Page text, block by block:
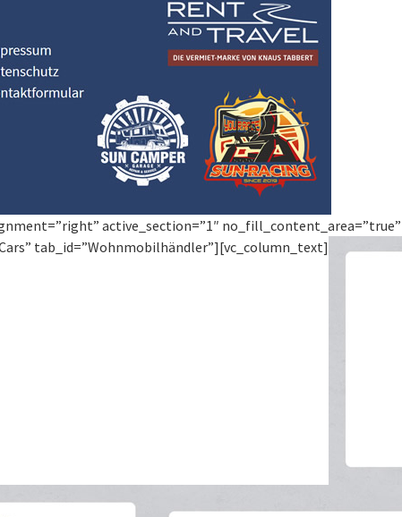
active_section=”1″
tab_id=”Wohnmobilhändler”][vc_column_text]